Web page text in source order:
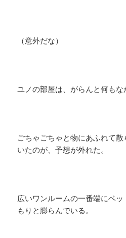
（意外だな）
ユノの部屋は、がらんと何もな
ごちゃごちゃと物にあふれて
いたのが、予想が外れた。
広いワンルームの一番端にベ
もりと膨らんでいる。